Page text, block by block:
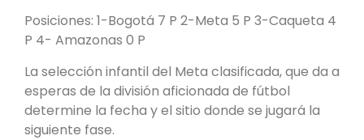
Posiciones: 1-Bogotá 7 P 2-Meta 5 P 3-Caqueta 4
P 4- Amazonas 0 P
La selección infantil del Meta clasificada, que da a
esperas de la división aficionada de fútbol
determine la fecha y el sitio donde se jugará la
siguiente fase.